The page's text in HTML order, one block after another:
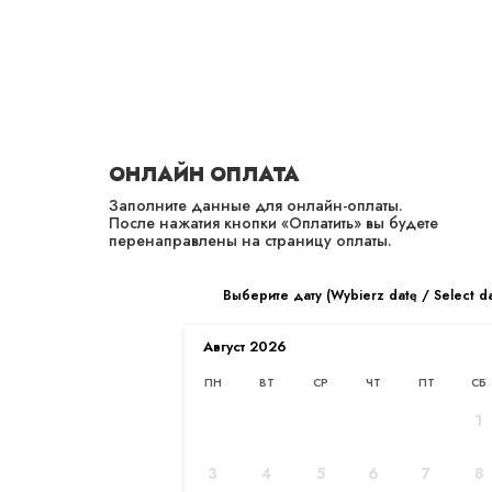
КАДРОВЫЙ УЧЕТ
ОНЛАЙН ОПЛАТА
Заполните данные для онлайн-оплаты.
После нажатия кнопки «Оплатить» вы будете
перенаправлены на страницу оплаты.
Выберите дату (Wybierz datę / Select
Август 2026
ПН ВТ СР ЧТ ПТ СБ
1
3 4 5 6 7 8